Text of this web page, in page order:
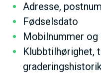
Adresse,
Fødselsdato
Mobilnummer
Klubbtilhørighet,